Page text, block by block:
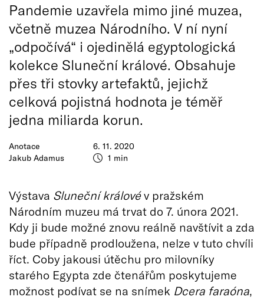
Anotace
Jakub Adamus
6. 11. 2020
1 min
Pandemie uzavřela mimo jiné muzea,
včetně muzea Národního. V ní nyní
„odpočívá“ i ojedinělá egyptologická
kolekce Sluneční králové. Obsahuje
přes tři stovky artefaktů, jejichž
celková pojistná hodnota je téměř
jedna miliarda korun.
Výstava Sluneční královév pražském
Národním muzeu má trvat do 7. února 2021.
Kdy ji bude možné znovu reálně navštívit a zda
bude případně prodloužena, nelze v tuto chvíli
říct. Coby jakousi útěchu pro milovníky
starého Egypta zde čtenářům poskytujeme
možnost podívat se na snímek Dcera faraóna,